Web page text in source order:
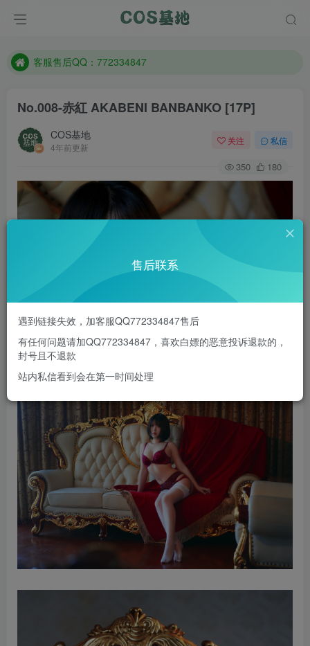
遇到任何问题加客服QQ：772334847
客服售后QQ：772334847
防失联：百度搜索《一七天佳》，实时查看最新站点。
No.008-赤紅 AKABENI BANBANKO [17P]
COS基地
4年前更新
关注 私信
350 180
售后联系
遇到链接失效，加客服QQ772334847售后
有任何问题请加QQ772334847，喜欢白嫖的恶意投诉退款的，
封号且不退款
站内私信看到会在第一时间处理